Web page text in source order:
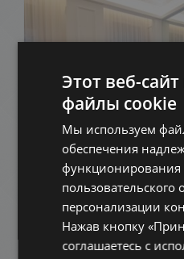
SZONDI UTCA
Арендная плата:
Район 6 • 3 Спальни • 155 m2
Этот веб-
файлы cookie
Мы используем
обеспечения
функционирования
пользовательского
персонализации
Нажав кнопку
соглашаетесь с